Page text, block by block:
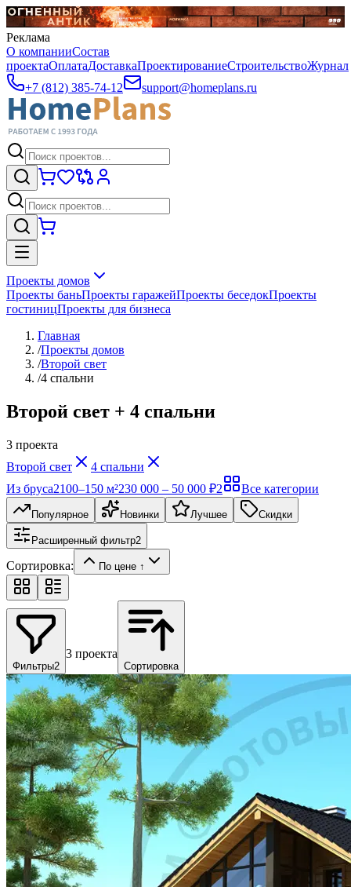
Реклама
О компанииСостав
проектаОплатаДоставкаПроектированиеСтроительствоЖурнал
+7 (812) 385-74-12
support@homeplans.ru
Проекты домов
Проекты баньПроекты гаражейПроекты беседокПроекты
гостиницПроекты для бизнеса
Главная
/Проекты домов
/Второй свет
/4 спальни
Второй свет + 4 спальни
3 проекта
Второй свет
4 спальни
Из бруса2100–150 м²230 000 – 50 000 ₽2 Все категории
Популярное Новинки Лучшее Скидки
Расширенный фильтр2
Сортировка: По цене ↑
Фильтры2
3 проекта
Сортировка